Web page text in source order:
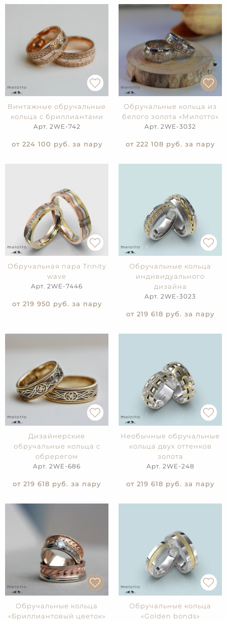
Винтажные обручальные
кольца с бриллиантами
Арт. 2WE-742
от 224 100 руб. за пару
Обручальные кольца из
белого золота «Милотто»
Арт. 2WE-3032
от 222 108 руб. за пару
Обручальная пара Trinity
wave
Арт. 2WE-7446
от 219 950 руб. за пару
Обручальные кольца
индивидуального
дизайна
Арт. 2WE-3023
от 219 618 руб. за пару
Дизайнерские
обручальные кольца с
обререгом
Арт. 2WE-686
от 219 618 руб. за пару
Необычные обручальные
кольца двух оттенков
золота
Арт. 2WE-248
от 219 618 руб. за пару
Обручальные кольца
«Бриллиантовый цветок»
Обручальные кольца
«Golden bonds»